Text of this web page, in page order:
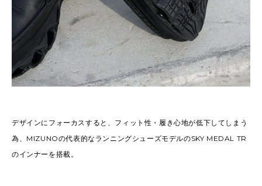
デザインにフォーカスすると、フィット性・履き心地が低下してしまう
為、MIZUNOの代表的なランニングシューズモデルのSKY MEDAL TR
のインナーを搭載。